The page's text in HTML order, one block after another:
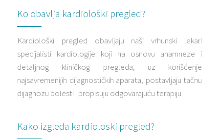
Ko obavlja kardiološki pregled?
Kardiološki pregled obavljaju naši vrhunski lekari
specijalisti kardiologije koji na osnovu anamneze i
detaljnog kliničkog pregleda, uz korišćenje
najsavremenijih dijagnostičkih aparata, postavljaju tačnu
dijagnozu bolesti i propisuju odgovarajuću terapiju.
Kako izgleda kardioloski pregled?